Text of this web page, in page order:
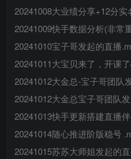
20241008大业绩分享+12分
20241009快手数据分析(非常
20241010宝子哥发起的直播
20241011大宝贝来了，开课
20241012大金总-宝子哥团队
20241012大金总宝子哥团队
20241013快手更新搭建直播
20241014随心推进阶版稳号
20241015苏苏大师姐发起的